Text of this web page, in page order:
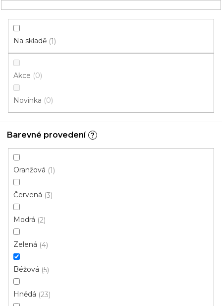
obsah
HLEDAT
NÁKUPNÍ
Čistící zóny
Béžová
Řadit podle:
ZAVŘÍT FILTR
Na skladě 1
Akce 0
Novinka 0
Barevné provedení ?
Oranžová 1
Červená 3
Modrá 2
Zelená 4
Béžová 5
Hnědá 23